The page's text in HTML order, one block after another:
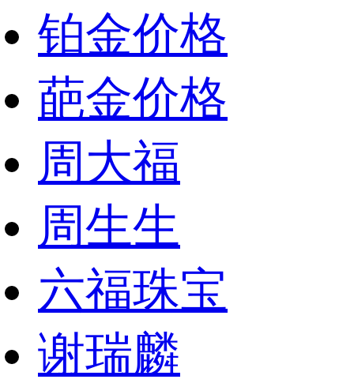
铂金价格
葩金价格
周大福
周生生
六福珠宝
谢瑞麟